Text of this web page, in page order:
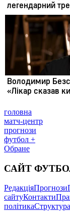
головна
матч-центр
прогнози
футбол +
Обране
САЙТ
РедакціяПрогнози
сайтуКонтакти
політика